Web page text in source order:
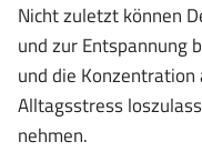
Nicht zuletzt können
und zur Entspannung
und die
Alltagsstress
nehmen.